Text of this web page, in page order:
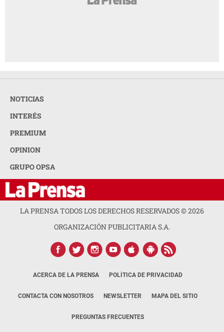
NOTICIAS
INTERÉS
PREMIUM
OPINION
GRUPO OPSA
LA PRENSA TODOS LOS DERECHOS RESERVADOS ©2026
ORGANIZACIÓN PUBLICITARIA S.A.
ACERCA DE LA PRENSA POLÍTICA DE PRIVACIDAD
CONTACTA CON NOSOTROS NEWSLETTER MAPA DEL SITIO
PREGUNTAS FRECUENTES